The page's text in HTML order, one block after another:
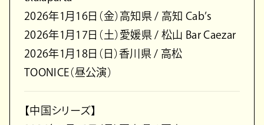
2026年1月16日（金）高知県 / 高知 Cab’s
2026年1月17日（土）愛媛県 / 松山 Bar Caezar
2026年1月18日（日）香川県 / 高松
TOONICE（昼公演）
【中国シリーズ】